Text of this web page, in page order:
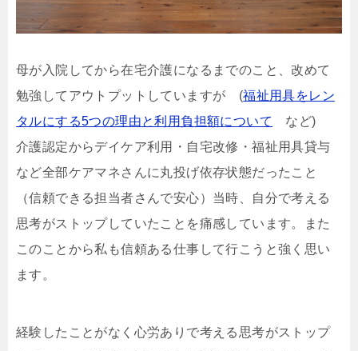
母が入院してから在宅介護になるまでのこと、改めて
勉強してアウトプットしていますが (福祉用具をレン
タルにする5つの理由と利用負担額について
など)
介護認定からデイケア利用・自宅改修・福祉用具貸与
など全部ケアマネさんに丸投げ依存状態だったこと
（信頼できる担当者さんで安心）当時、自分で考える
思考がストップしていたことを痛感しています。また
このことから私も信頼ある仕事して行こうと強く思い
ます。
経験したことがなく心労ありで考える思考がストップ